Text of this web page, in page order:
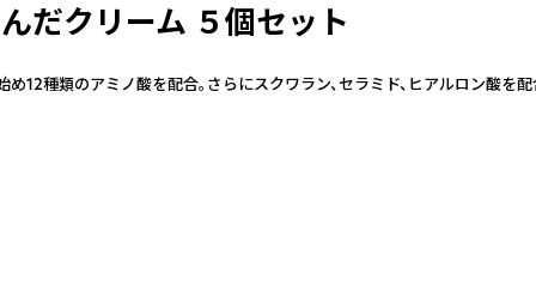
だクリーム ５個セット
類のアミノ酸を配合。さらにスクワラン、セラミド、ヒアルロ